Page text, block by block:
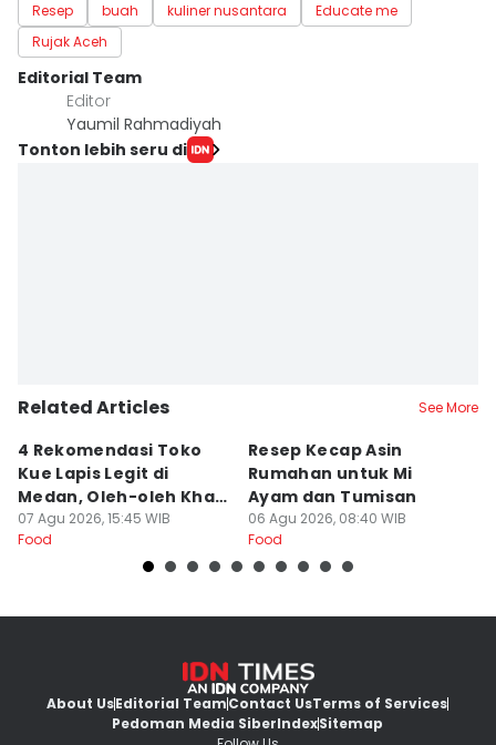
Resep buah kuliner nusantara
Educate me
Rujak Aceh
Editorial Team
Editor
Yaumil Rahmadiyah
Tonton lebih seru di
Related Articles See More
4 Rekomendasi Toko
Kue Lapis Legit di
Medan, Oleh-oleh Khas
Sumut
07 Agu 2026, 15:45 WIB
Food
Resep Kecap Asin
Rumahan untuk Mi
Ayam dan Tumisan
06 Agu 2026, 08:40 WIB
Food
About UsEditorial TeamContact UsTerms of Services
Pedoman Media SiberIndexSitemap